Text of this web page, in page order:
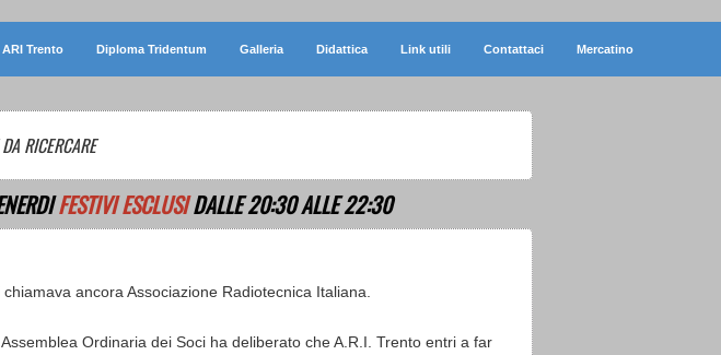
Trento Diploma Tridentum Galleria Didattica Link utili Contattaci Mercatino
RICERCARE
FESTIVI ESCLUSI DALLE 20:30 ALLE 22:30
ancora Associazione Radiotecnica Italiana.
Ordinaria dei Soci ha deliberato che A.R.I. Trento entri a far